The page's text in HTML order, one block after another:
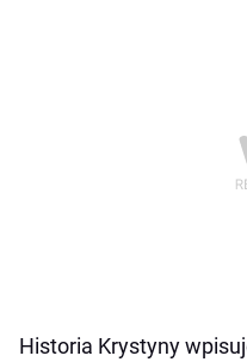
Historia Krystyny